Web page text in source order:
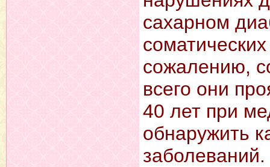
сахарном
сожалению,
всего они
40 лет при
обнаружить
заболеваний.